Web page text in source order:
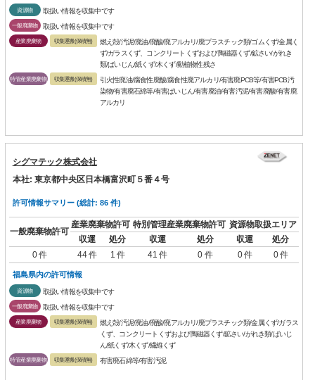
資源物 取扱い情報を収集中です
一般廃棄物 取扱い情報を収集中です
産業廃棄物 収集運搬(保積無)
燃え殻/汚泥/廃油/廃酸/廃アルカリ/廃プラスチック類/ゴムくず/金属く
ず/ガラスくず、コンクリートくずおよび陶磁器くず/鉱さい/がれき
類/ばいじん/紙くず/木くず/動植物性残さ
特管産業廃棄物 収集運搬(保積無)
引火性廃油/腐食性廃酸/腐食性廃アルカリ/有害廃PCB等/有害PCB汚
染物/有害廃石綿等/有害ばいじん/有害廃油/有害汚泥/有害廃酸/有害廃
アルカリ
シグマテック株式会社
本社: 東京都中央区日本橋富沢町５番４号
許可情報サマリー (総計: 86 件)
一般廃棄物許可
産業廃棄物許可 特別管理産業廃棄物許可 資源物取扱エリア
収運
処分 収運 処分 収運
処分
0 件
44 件 1 件 41 件 0 件 0 件 0 件
福島県内の許可情報
資源物 取扱い情報を収集中です
一般廃棄物 取扱い情報を収集中です
産業廃棄物 収集運搬(保積無)
燃え殻/汚泥/廃油/廃酸/廃アルカリ/廃プラスチック類/金属くず/ガラス
くず、コンクリートくずおよび陶磁器くず/鉱さい/がれき類/ばいじ
ん/紙くず/木くず/繊維くず
特管産業廃棄物 収集運搬(保積無) 有害廃石綿等/有害汚泥